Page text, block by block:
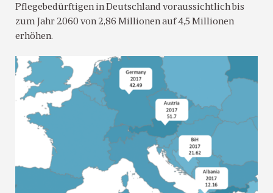
Pflegebedürftigen in Deutschland voraussichtlich bis
zum Jahr 2060 von 2,86 Millionen auf 4,5 Millionen
erhöhen.